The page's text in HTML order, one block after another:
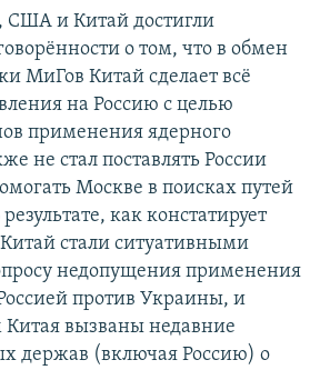
США и Китай достигли
о том, что в обмен
МиГов Китай сделает всё
на Россию с целью
применения ядерного
не стал поставлять России
Москве в поисках путей
как констатирует
стали ситуативными
недопущения применения
против Украины, и
вызваны недавние
держав (включая Россию) о